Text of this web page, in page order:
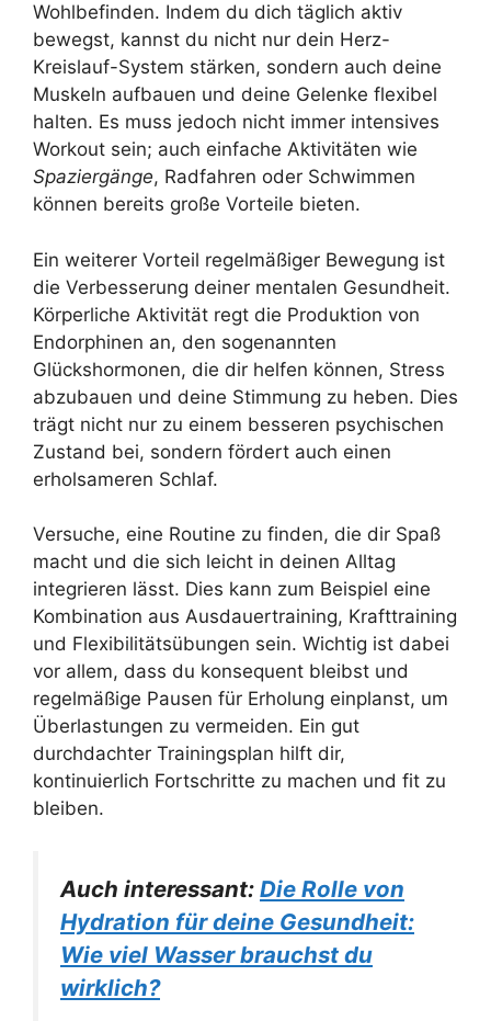
Wohlbefinden. Indem du dich täglich aktiv
bewegst, kannst du nicht nur dein Herz-
Kreislauf-System stärken, sondern auch deine
Muskeln aufbauen und deine Gelenke flexibel
halten. Es muss jedoch nicht immer intensives
Workout sein; auch einfache Aktivitäten wie
Spaziergänge, Radfahren oder Schwimmen
können bereits große Vorteile bieten.
Ein weiterer Vorteil regelmäßiger Bewegung ist
die Verbesserung deiner mentalen Gesundheit.
Körperliche Aktivität regt die Produktion von
Endorphinen an, den sogenannten
Glückshormonen, die dir helfen können, Stress
abzubauen und deine Stimmung zu heben. Dies
trägt nicht nur zu einem besseren psychischen
Zustand bei, sondern fördert auch einen
erholsameren Schlaf.
Versuche, eine Routine zu finden, die dir Spaß
macht und die sich leicht in deinen Alltag
integrieren lässt. Dies kann zum Beispiel eine
Kombination aus Ausdauertraining, Krafttraining
und Flexibilitätsübungen sein. Wichtig ist dabei
vor allem, dass du konsequent bleibst und
regelmäßige Pausen für Erholung einplanst, um
Überlastungen zu vermeiden. Ein gut
durchdachter Trainingsplan hilft dir,
kontinuierlich Fortschritte zu machen und fit zu
bleiben.
Auch interessant: Die Rolle von
Hydration für deine Gesundheit:
Wie viel Wasser brauchst du
wirklich?